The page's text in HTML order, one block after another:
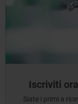
Iscriviti
Siate i primi a